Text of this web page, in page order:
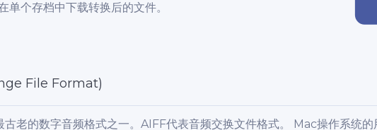
单个存档中下载转换后的文件。
File Format)
老的数字音频格式之一。AIFF代表音频交换文件格式。 Mac操作系统的